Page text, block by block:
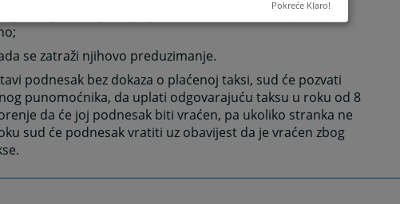
- kada rješenje o
se zatraži njihovo preduzimanje.
podnesak bez dokaza o plaćenoj taksi, sud će pozvati
punomoćnika, da uplati odgovarajuću taksu u roku od 8
da će joj podnesak biti vraćen, pa ukoliko stranka ne
sud će podnesak vratiti uz obavijest da je vraćen zbog
Pokreće Klaro!